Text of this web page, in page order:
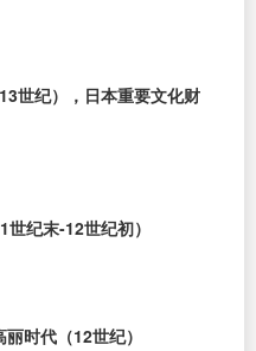
世纪），日本重要文化财
纪末-12世纪初）
时代（12世纪）